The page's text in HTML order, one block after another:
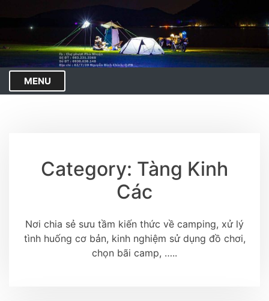
p
t
c
MENU
Category: Tàng Kinh
Các
Nơi chia sẻ sưu tầm kiến thức về camping, xử lý
tình huống cơ bản, kinh nghiệm sử dụng đồ chơi,
chọn bãi camp, …..